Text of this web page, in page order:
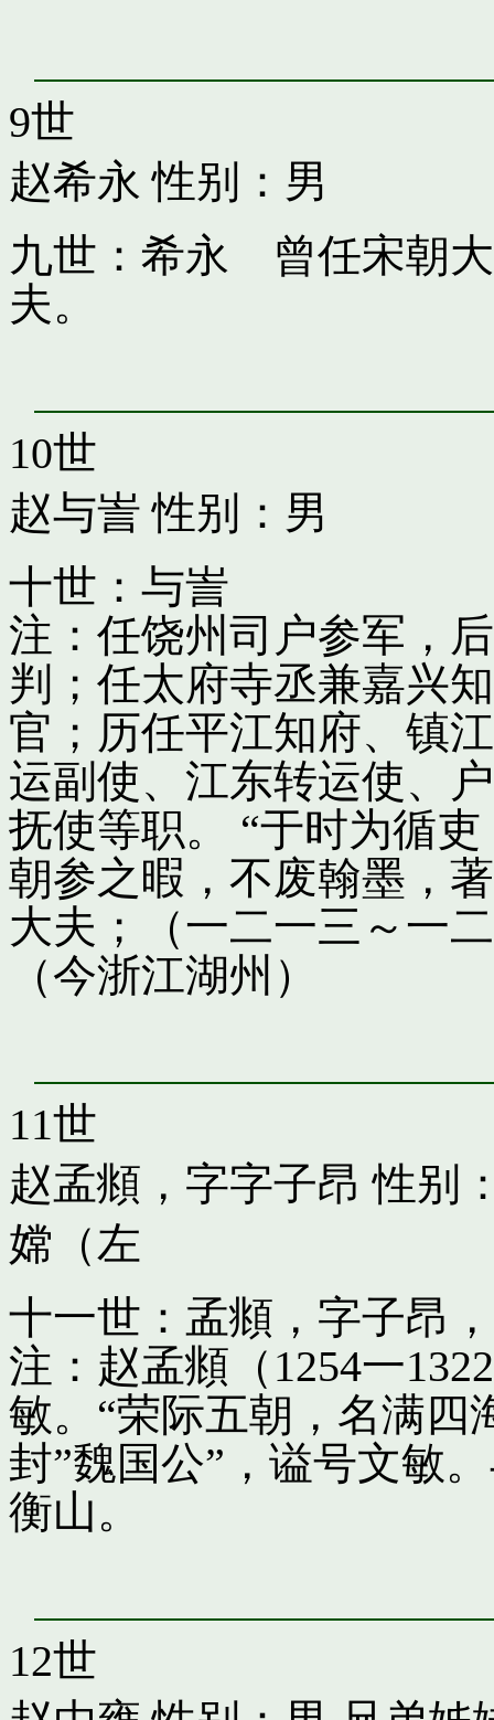
9世
赵希永 性别：男
九世：希永 曾任宋朝
夫。
10世
赵与訔 性别：男
十世：与訔
注：任饶州司户参军，
判；任太府寺丞兼嘉兴
官；历任平江知府、镇
运副使、江东转运使、
抚使等职。 “于时为循
朝参之暇，不废翰墨，
大夫；（一二一三～一
（今浙江湖州）
11世
赵孟頫，字字子昂 性别
嫦（左
十一世：孟頫，字子昂
注：赵孟頫（1254一
敏。“荣际五朝，名满四
封”魏国公”，谥号文敏
衡山。
12世